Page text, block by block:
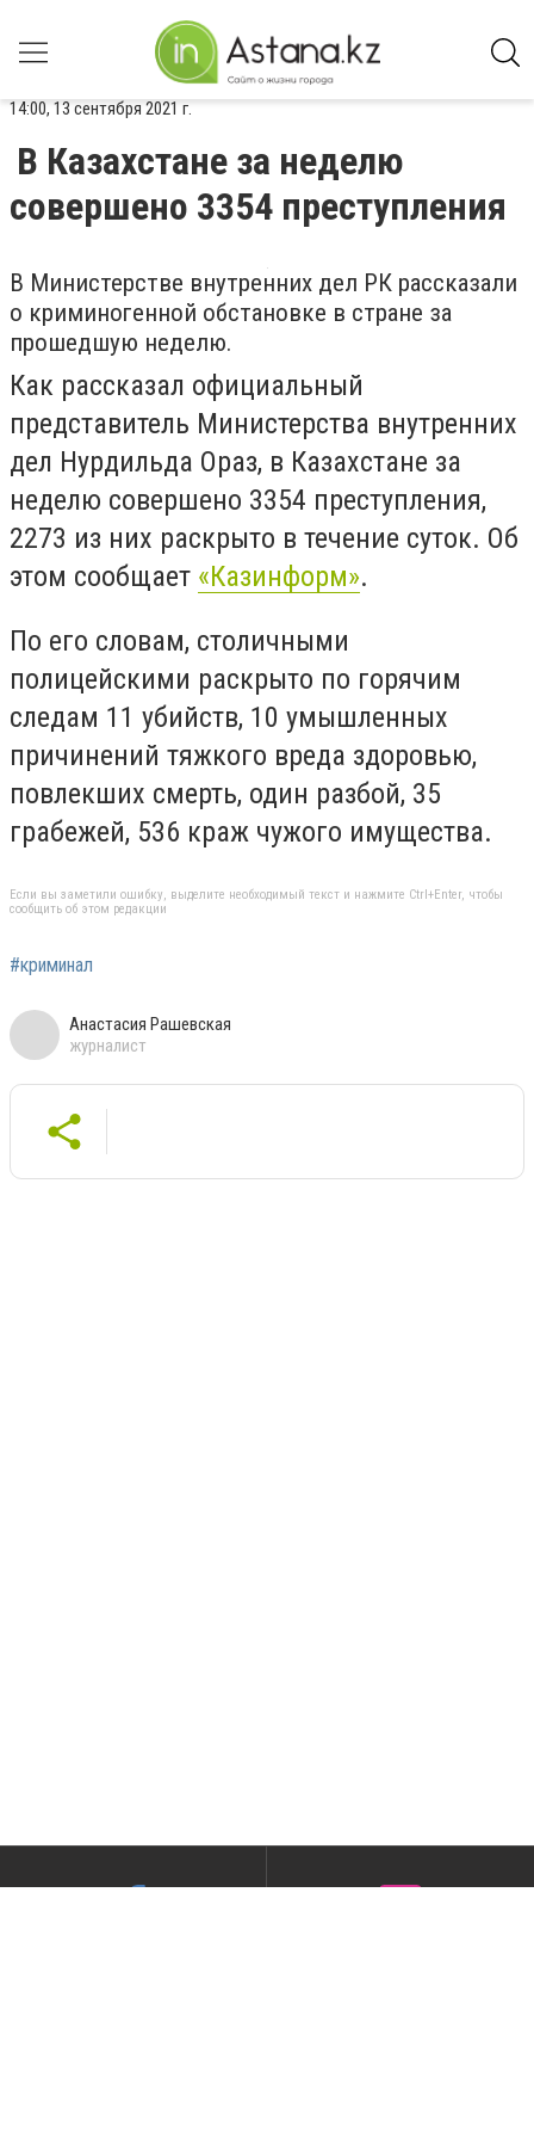
14:00, 13 сентября 2021 г.
В Казахстане за неделю
совершено 3354 преступления
В Министерстве внутренних дел РК рассказали
о криминогенной обстановке в стране за
прошедшую неделю.
Как рассказал официальный
представитель Министерства внутренних
дел Нурдильда Ораз, в Казахстане за
неделю совершено 3354 преступления,
2273 из них раскрыто в течение суток. Об
этом сообщает «Казинформ».
По его словам, столичными
полицейскими раскрыто по горячим
следам 11 убийств, 10 умышленных
причинений тяжкого вреда здоровью,
повлекших смерть, один разбой, 35
грабежей, 536 краж чужого имущества.
Если вы заметили ошибку, выделите необходимый текст и нажмите Ctrl+Enter, чтобы
сообщить об этом редакции
#криминал
Анастасия Рашевская
журналист